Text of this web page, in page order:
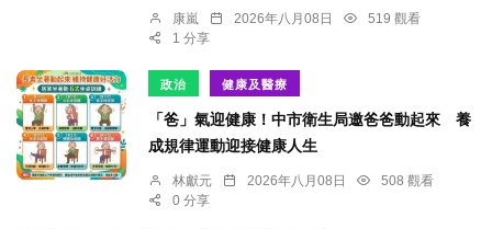
康嵐 2026年八月08日
519 觀看
1 分享
政治 健康及醫療
「爸」氣迎健康！中市衛生局邀爸爸動起來 養
成規律運動迎接健康人生
林獻元 2026年八月08日
508 觀看
0 分享